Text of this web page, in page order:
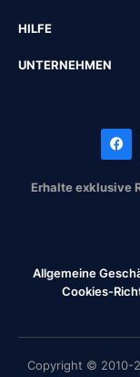
HILFE
UNTERNEHMEN
Erhalte exklusive
Allgemeine
Cookies-
Copyright © 2010-